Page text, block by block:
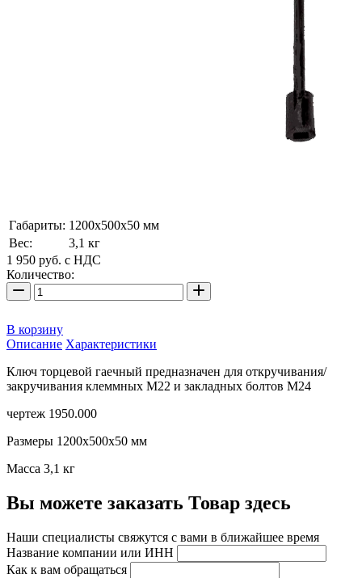
Габариты: 1200х500х50 мм
Вес:
3,1 кг
1 950 руб. с НДС
Количество:
В корзину
Описание Характеристики
Ключ торцевой гаечный предназначен для откручивания/
закручивания клеммных М22 и закладных болтов М24
чертеж 1950.000
Размеры 1200х500х50 мм
Масса 3,1 кг
Вы можете заказать Товар здесь
Наши специалисты свяжутся с вами в ближайшее время
Название компании или ИНН
Как к вам обращаться